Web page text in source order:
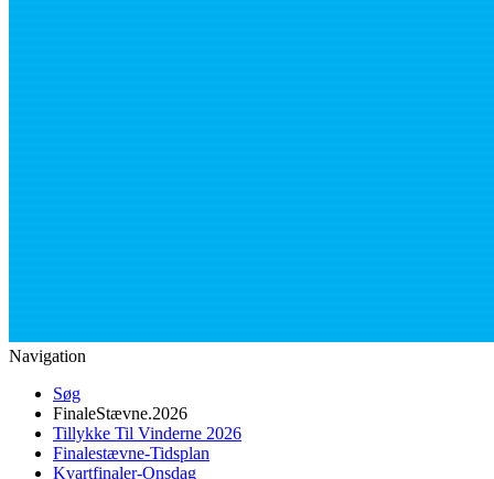
Navigation
Søg
FinaleStævne.2026
Tillykke Til Vinderne 2026
Finalestævne-Tidsplan
Kvartfinaler-Onsdag